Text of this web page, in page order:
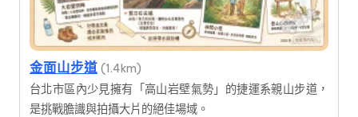
金面山步道 (1.4km)
台北市區內少見擁有「高山岩壁氣勢」的捷運系親山步道，
是挑戰膽識與拍攝大片的絕佳場域。